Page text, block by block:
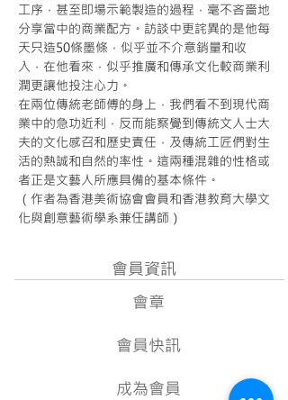
Next
工序，甚至即場示範製造的過程，毫不吝嗇地
分享當中的商業配方。訪談中更詫異的是他每
天只造50條墨條，似乎並不介意銷量和收
入，在他看來，似乎推廣和傳承文化較商業利
潤更讓他投注心力。
在兩位傳統老師傅的身上，我們看不到現代商
業中的急功近利，反而能察覺到傳統文人士大
夫的文化感召和歷史責任，及傳統工匠們對生
活的熱誠和自然的率性。這兩種混雜的性格或
者正是文藝人所應具備的基本條件。
（作者為香港美術協會會員和香港教育大學文
化與創意藝術學系兼任講師）
會員資訊
會章
會員快訊
成為會員